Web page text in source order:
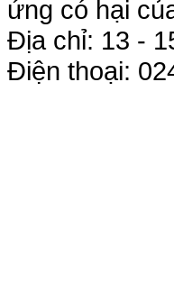
ứng có hại
Địa chỉ: 13 -
Điện thoại: